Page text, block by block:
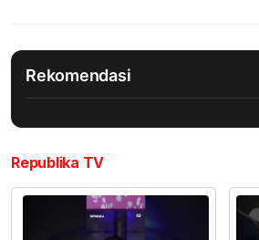
Rekomendasi
Republika TV